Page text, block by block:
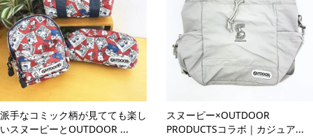
派手なコミック柄が見てても楽し
いスヌーピーとOUTDOOR ...
スヌーピー×OUTDOOR
PRODUCTSコラボ｜カジュア...